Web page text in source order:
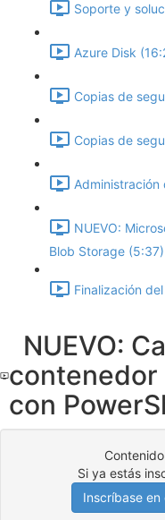
Soporte y
Azure Disk
Copias de
Copias de
NUEVO:
Blob Storage (5:37)
Finalización
NUEVO:
contenedor
con
Si ya estás
Inscríbase